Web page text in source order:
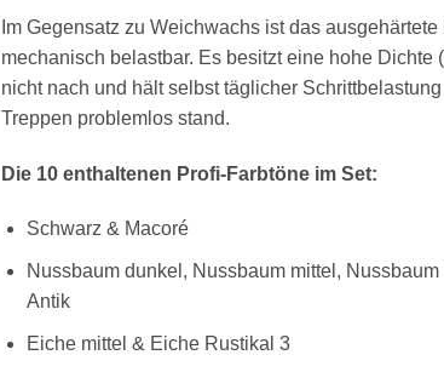
Im Gegensatz zu Weichwachs ist das ausgehärtete
mechanisch belastbar. Es besitzt eine hohe Dichte
nicht nach und hält selbst täglicher
Treppen problemlos stand.
Die 10 enthaltenen Profi-Farbtöne im Set:
Schwarz & Macoré
Nussbaum dunkel, Nussbaum mittel,
Antik
Eiche mittel & Eiche Rustikal 3